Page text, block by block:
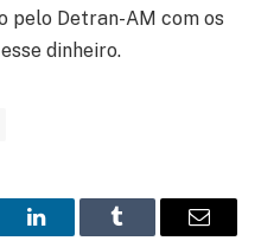
pelo Detran-AM com os
dinheiro.
LinkedInTumblr Email